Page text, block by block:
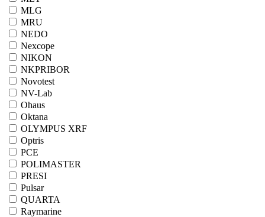
MLG
MRU
NEDO
Nexcope
NIKON
NKPRIBOR
Novotest
NV-Lab
Ohaus
Oktana
OLYMPUS XRF
Optris
PCE
POLIMASTER
PRESI
Pulsar
QUARTA
Raymarine